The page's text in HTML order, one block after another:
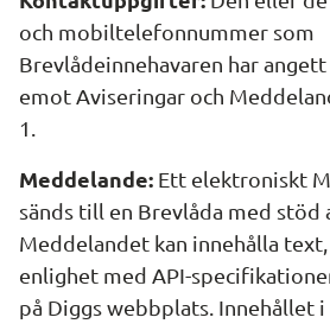
och mobiltelefonnummer som
Brevlådeinnehavaren har
emot Aviseringar och
1.
Meddelande: Ett elektroniskt
sänds till en Brevlåda med stöd
Meddelandet kan innehålla
enlighet med API-
på Diggs webbplats. Innehållet